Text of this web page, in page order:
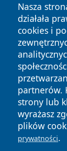
Nasza
działała
cookies i
partnerów.
strony lub
wyrażasz
plików
prywatności.
Copyright ©
zastrzeżone.
News Autorzy